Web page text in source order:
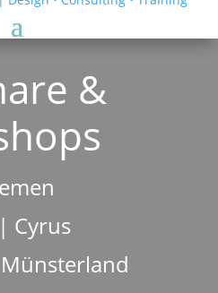
&
Cyrus